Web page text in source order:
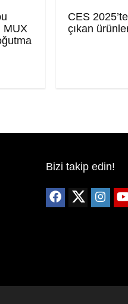
MUX
CES
çıkan
Bizi takip edin!